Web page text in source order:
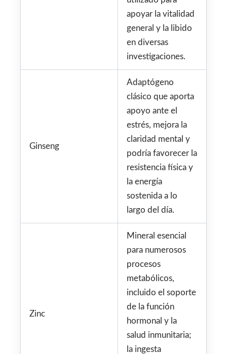
apoyar la vitalidad
general y la libido
en diversas
investigaciones.
Ginseng
Adaptógeno
clásico que aporta
apoyo ante el
estrés, mejora la
claridad mental y
podría favorecer la
resistencia física y
la energía
sostenida a lo
largo del día.
Zinc
Mineral esencial
para numerosos
procesos
metabólicos,
incluido el soporte
de la función
hormonal y la
salud inmunitaria;
la ingesta